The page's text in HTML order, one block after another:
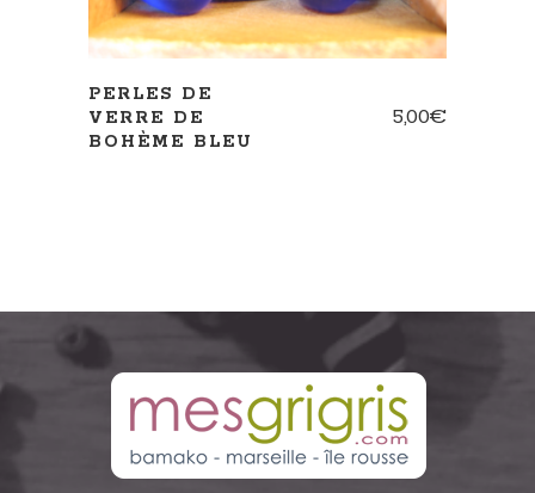
PERLES DE
VERRE DE
BOHÈME BLEU
5,00€